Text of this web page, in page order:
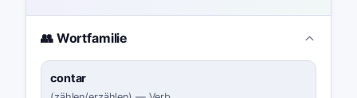
👥 Wortfamilie
contar